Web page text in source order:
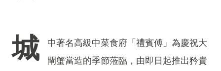
城
中著名高級中菜食府「禮賓傅」為慶祝大
閘蟹當造的季節蒞臨，由即日起推出矜貴